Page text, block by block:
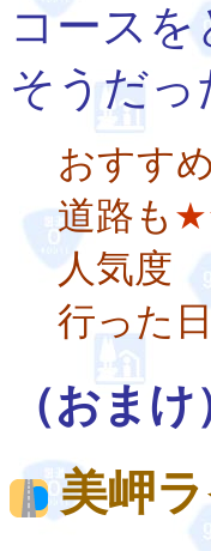
コース
そうだっ
おすす
道路も
人気
行った
（おまけ
美岬